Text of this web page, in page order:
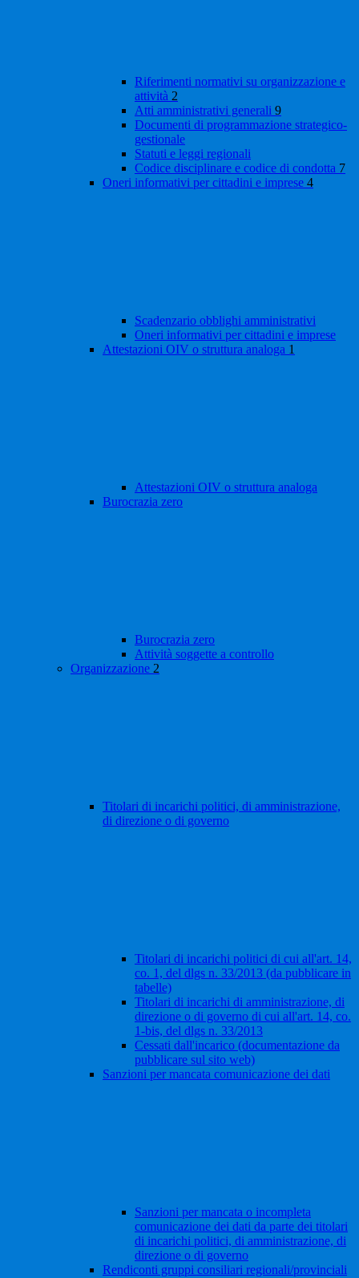
Riferimenti normativi su organizzazione e
attività 2
Atti amministrativi generali 9
Documenti di programmazione strategico-
gestionale
Statuti e leggi regionali
Codice disciplinare e codice di condotta 7
Oneri informativi per cittadini e imprese 4
Scadenzario obblighi amministrativi
Oneri informativi per cittadini e imprese
Attestazioni OIV o struttura analoga 1
Attestazioni OIV o struttura analoga
Burocrazia zero
Burocrazia zero
Attività soggette a controllo
Organizzazione 2
Titolari di incarichi politici, di amministrazione,
di direzione o di governo
Titolari di incarichi politici di cui all'art. 14,
co. 1, del dlgs n. 33/2013 (da pubblicare in
tabelle)
Titolari di incarichi di amministrazione, di
direzione o di governo di cui all'art. 14, co.
1-bis, del dlgs n. 33/2013
Cessati dall'incarico (documentazione da
pubblicare sul sito web)
Sanzioni per mancata comunicazione dei dati
Sanzioni per mancata o incompleta
comunicazione dei dati da parte dei titolari
di incarichi politici, di amministrazione, di
direzione o di governo
Rendiconti gruppi consiliari regionali/provinciali